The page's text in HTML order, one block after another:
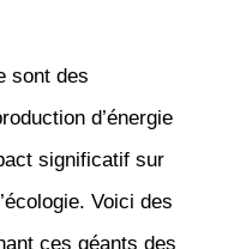
sont des
d’énergie
significatif sur
Voici des
ces géants des